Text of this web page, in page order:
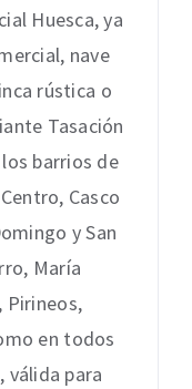
Huesca, ya
nave
rústica o
Tasación
barrios de
Casco
y San
María
Pirineos,
en todos
válida para